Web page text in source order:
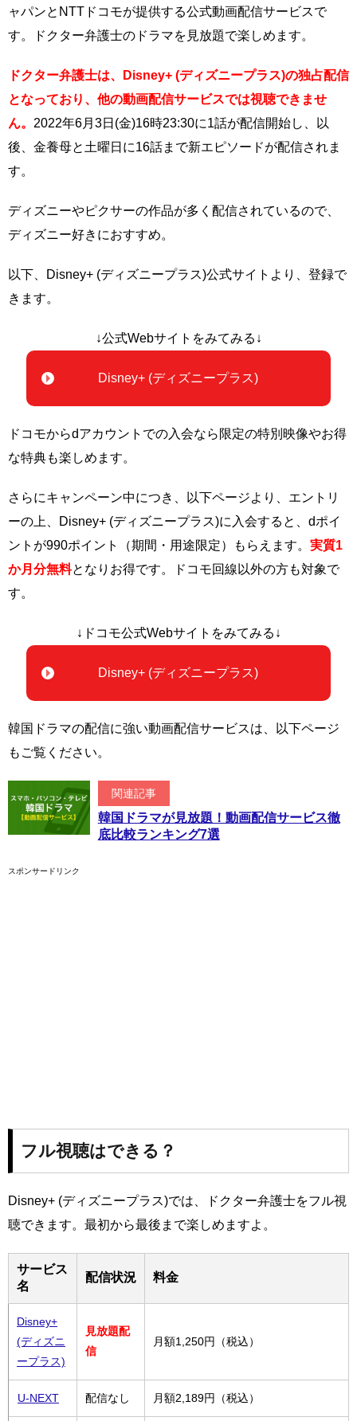
ャパンとNTTドコモが提供する公式動画配信サービスで
す。ドクター弁護士のドラマを見放題で楽しめます。
ドクター弁護士は、Disney+ (ディズニープラス)の独占配信
となっており、他の動画配信サービスでは視聴できませ
ん。 2022年6月3日(金)16時23:30に1話が配信開始し、以
後、金養母と土曜日に16話まで新エピソードが配信されま
す。
ディズニーやピクサーの作品が多く配信されているので、
ディズニー好きにおすすめ。
以下、Disney+ (ディズニープラス)公式サイトより、登録で
きます。
↓公式Webサイトをみてみる↓
Disney+ (ディズニープラス)
ドコモからdアカウントでの入会なら限定の特別映像やお得
な特典も楽しめます。
さらにキャンペーン中につき、以下ページより、エントリ
ーの上、Disney+ (ディズニープラス)に入会すると、dポイ
ントが990ポイント（期間・用途限定）もらえます。 実質1
か月分無料となりお得です。ドコモ回線以外の方も対象で
す。
↓ドコモ公式Webサイトをみてみる↓
Disney+ (ディズニープラス)
韓国ドラマの配信に強い動画配信サービスは、以下ページ
もご覧ください。
関連記事
韓国ドラマが見放題！動画配信サービス徹
底比較ランキング7選
スポンサードリンク
フル視聴はできる？
Disney+ (ディズニープラス)では、ドクター弁護士をフル視
聴できます。最初から最後まで楽しめますよ。
サービス
名
配信状況 料金
Disney+
(ディズニ
ープラス)
見放題配
信
月額1,250円（税込）
U-NEXT 配信なし 月額2,189円（税込）